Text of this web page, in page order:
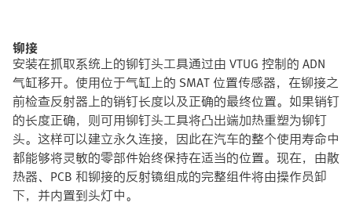
铆接
安装在抓取系统上的铆钉头工具通过由 VTUG 控制的 ADN
气缸移开。使用位于气缸上的 SMAT 位置传感器，在铆接之
前检查反射器上的销钉长度以及正确的最终位置。如果销钉
的长度正确，则可用铆钉头工具将凸出端加热重塑为铆钉
头。这样可以建立永久连接，因此在汽车的整个使用寿命中
都能够将灵敏的零部件始终保持在适当的位置。现在，由散
热器、PCB 和铆接的反射镜组成的完整组件将由操作员卸
下，并内置到头灯中。